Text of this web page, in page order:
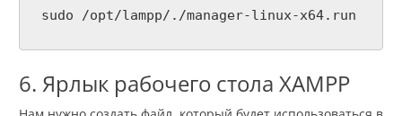
sudo /opt/lampp/./manager-linux-x64.run
6. Ярлык рабочего стола XAMPP